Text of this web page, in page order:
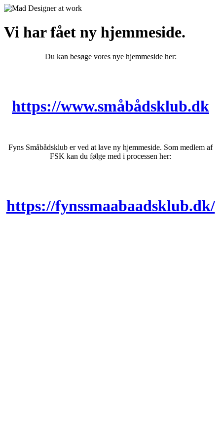
Vi har fået ny hjemmeside.
Du kan besøge vores nye hjemmeside her:
https://www.småbådsklub.dk
Fyns Småbådsklub er ved at lave ny hjemmeside. Som medlem af
FSK kan du følge med i processen her:
https://fynssmaabaadsklub.dk/